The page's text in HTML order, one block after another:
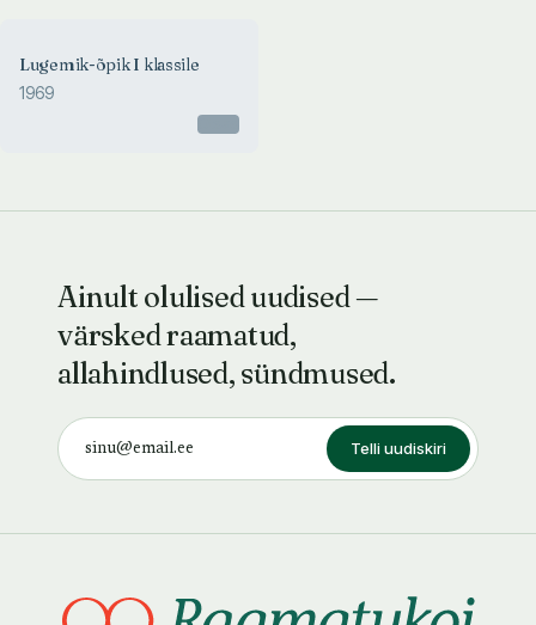
LUGEMIK-ÕPIK I KLASSILE
Lugemik-õpik I klassile
1969
Ainult olulised uudised —
värsked raamatud,
allahindlused, sündmused.
Telli uudiskiri